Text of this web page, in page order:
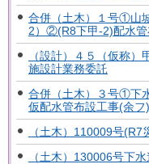
合併（土木）１号①山
2）②(R8下甲-2)配水管
（設計）４５（仮称
施設計業務委託
合併（土木）３号①下
仮配水管布設工事(余フ)
（土木）110009号(R7
（土木）130006号下